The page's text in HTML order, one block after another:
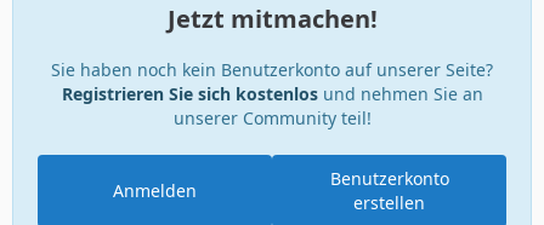
Jetzt mitmachen!
Sie haben noch kein Benutzerkonto auf unserer Seite?
Registrieren Sie sich kostenlosund nehmen Sie an
unserer Community teil!
Benutzerkonto
erstellen
Anmelden